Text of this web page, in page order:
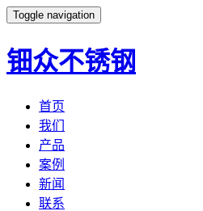
Toggle navigation
钿众不锈钢
首页
我们
产品
案例
新闻
联系